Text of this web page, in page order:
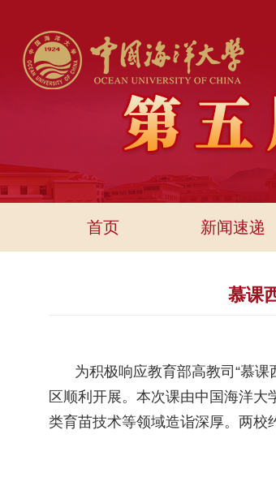
首页 新闻速递
慕课
为积极响应教育部高教司“慕课
区顺利开展。本次课由中国海洋
类育苗技术等领域造诣深厚。两校